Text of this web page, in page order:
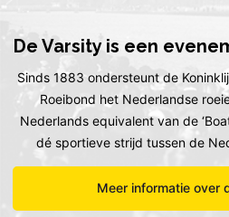
De Varsity is een
Sinds 1883 ondersteunt de
Roeibond het Nederlandse
Nederlands equivalent van de
dé sportieve strijd tussen de
Meer informatie over